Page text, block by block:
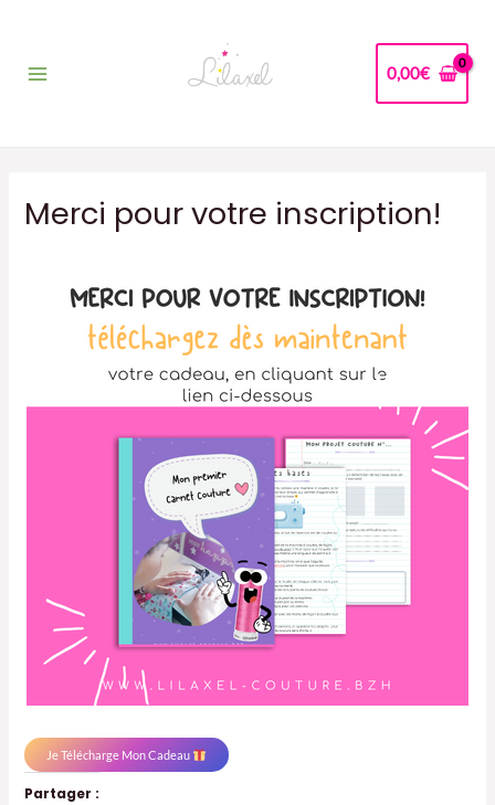
contenu
0,00€
Merci pour votre inscription!
Je Télécharge Mon Cadeau
Partager :